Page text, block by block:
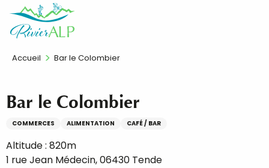
contenu
FR
Accueil Bar le Colombier
Bar le Colombier
COMMERCES ALIMENTATION CAFÉ / BAR
Altitude : 820m
1 rue Jean Médecin, 06430 Tende